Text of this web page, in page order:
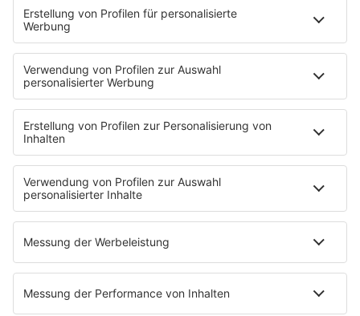
PODCASTS
Mit den Waffeln einer Frau
Frühstück bei Barbara
Brave & One
NotAufnahme
"Bewerbung und Karriere"
Aber bitte mit Schlager
Erdbeerkäse
Fitness mit M.A.R.K
Glück in Worten
Todesursache
Niemand muss ein Promi sein
PROGRAMM
Mit den Waffeln einer Frau